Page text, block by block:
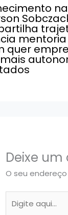
quer
Deixe
O seu
aqui...